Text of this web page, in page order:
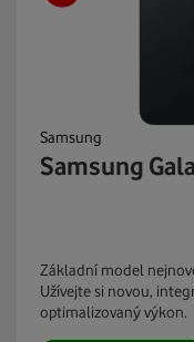
Samsung
Samsung
Základní model
Užívejte si novou,
optimalizovaný výkon.